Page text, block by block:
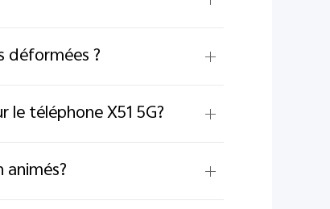
déformées ?
téléphone X51 5G?